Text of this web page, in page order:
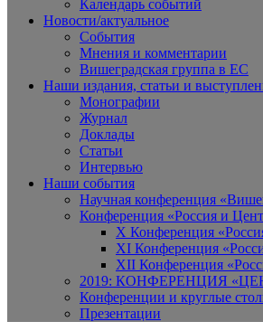
Календарь событий
Новости/актуальное
События
Мнения и комментарии
Вишеградская группа в ЕС
Наши издания, статьи и
Монографии
Журнал
Доклады
Статьи
Интервью
Наши события
Научная конференция
Конференция «Россия и
X Конференция
XI Конференция
XII Конференция
2019: КОНФЕРЕНЦИЯ
Конференции и круглые
Презентации